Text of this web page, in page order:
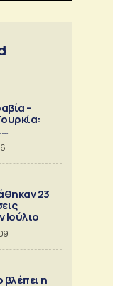
–
«κοινή
της
23
Ιούλιο
βλέπει η